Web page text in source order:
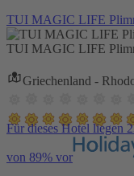
TUI MAGIC LIFE
TUI MAGIC LIFE
Griechenland -
Für dieses Hotel liegen
von 89% vor